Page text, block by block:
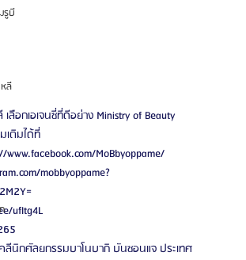
รูบี
ลี
ลือกเอเจนซี่ที่ดีอย่าง Ministry of Beauty
ติมได้ที่
MoBbyoppame/
mobbyoppame?
ufItg4L
ลีนิกศัลยกรรมบาโนบากิ บันซอนแจ ประเทศ